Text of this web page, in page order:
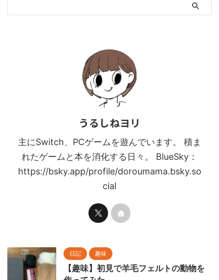
うるしねヨリ
主にSwitch、PCゲームを遊んでいます。 積ま
れたゲームと本を消化する日々。 BlueSky：
https://bsky.app/profile/doroumama.bsky.so
cial
日記 趣味
【趣味】初見で羊毛フェルトの動物を